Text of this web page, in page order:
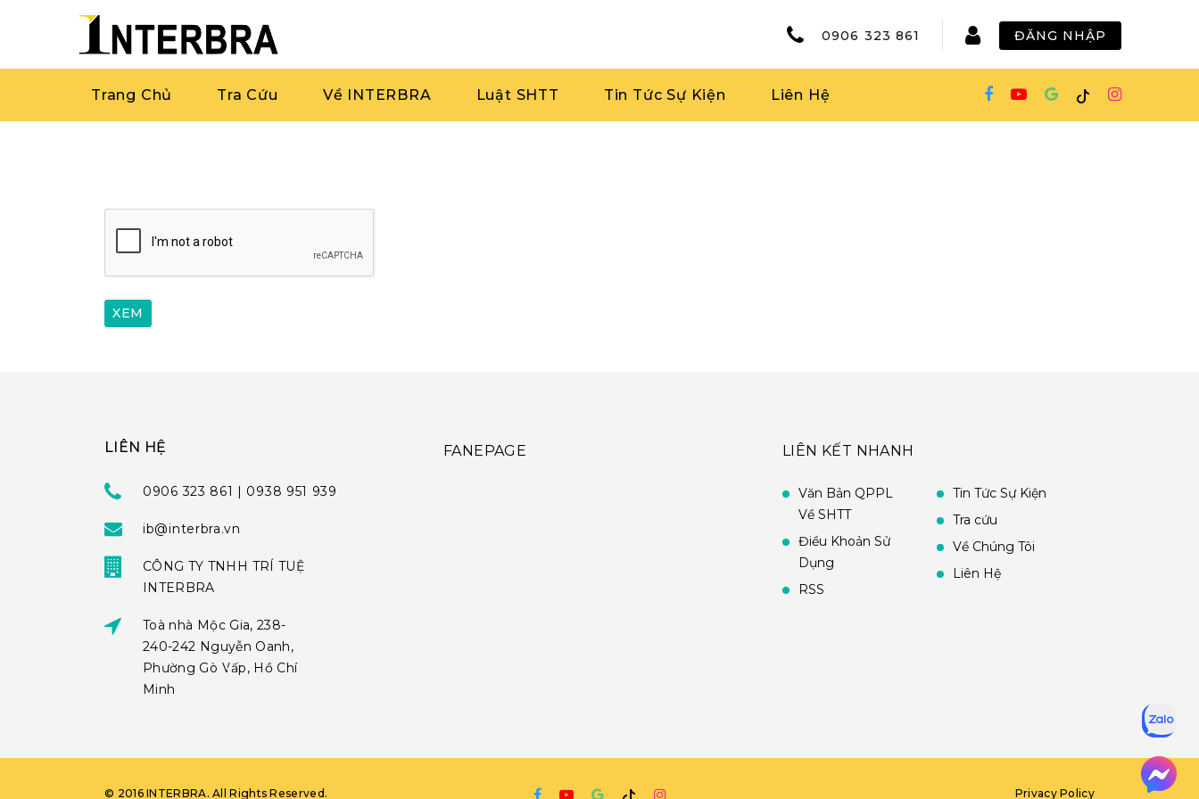
0906 323 861 ĐĂNG NHẬP
Trang Chủ Tra Cứu Về INTERBRA Luật SHTT Tin Tức Sự Kiện Liên Hệ
LIÊN HỆ
0906 323 861 | 0938 951 939
ib@interbra.vn
CÔNG TY TNHH TRÍ TUỆ
INTERBRA
Toà nhà Mộc Gia, 238-
240-242 Nguyễn Oanh,
Phường Gò Vấp, Hồ Chí
Minh
FANEPAGE LIÊN KẾT NHANH
Văn Bản QPPL
Về SHTT
Điều Khoản Sử
Dụng
RSS
Tin Tức Sự Kiện
Tra cứu
Về Chúng Tôi
Liên Hệ
© 2016 INTERBRA. All Rights Reserved. Privacy Policy